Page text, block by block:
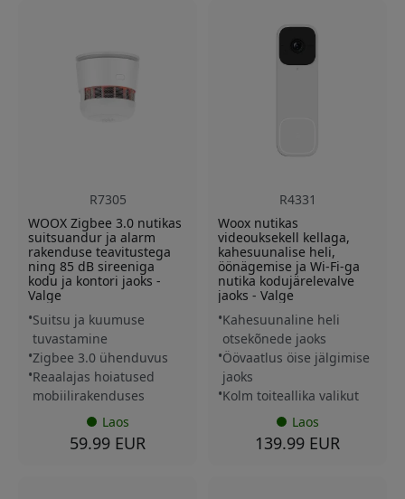
R7305
WOOX Zigbee 3.0 nutikas
suitsuandur ja alarm
rakenduse teavitustega
ning 85 dB sireeniga
kodu ja kontori jaoks -
Valge
Suitsu ja kuumuse
tuvastamine
Zigbee 3.0 ühenduvus
Reaalajas hoiatused
mobiilirakenduses
Laos
59.99 EUR
R4331
Woox nutikas
videouksekell kellaga,
kahesuunalise heli,
öönägemise ja Wi-Fi-ga
nutika kodujärelevalve
jaoks - Valge
Kahesuunaline heli
otsekõnede jaoks
Öövaatlus öise jälgimise
jaoks
Kolm toiteallika valikut
Laos
139.99 EUR